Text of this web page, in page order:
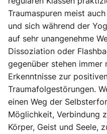
Traumaspuren meist
und sich während der
auf sehr unangenehme
Dissoziation oder
gegenüber stehen immer
Erkenntnisse zur
Traumafolgestörungen.
einen Weg der
Möglichkeit, Verbindung
Körper, Geist und Seele,